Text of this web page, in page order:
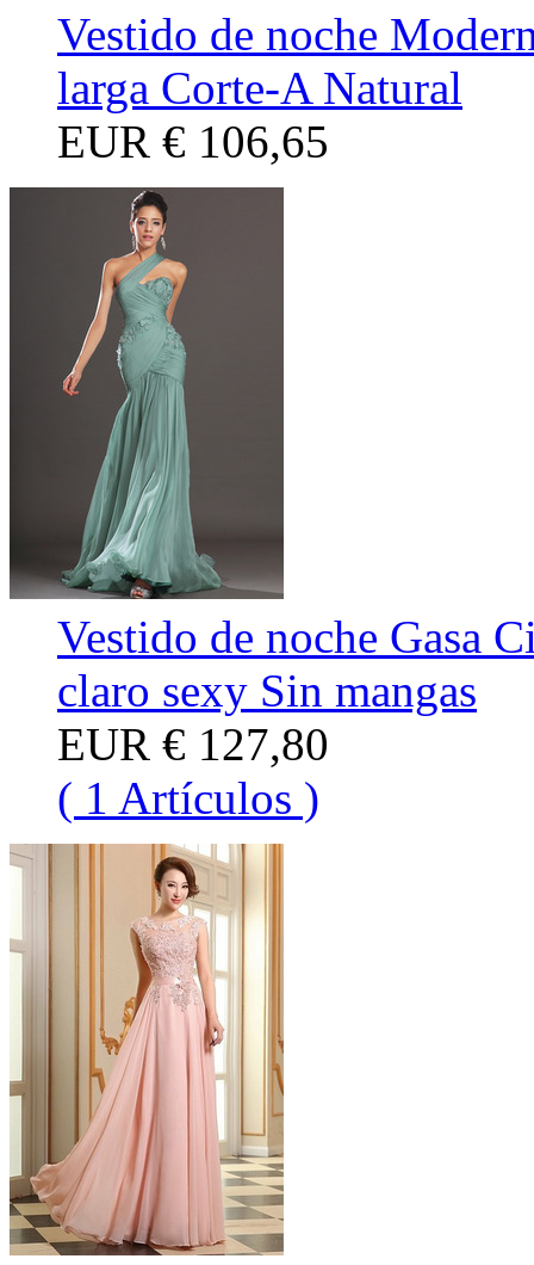
Vestido de noche
larga Corte-A Natural
EUR € 106,65
Vestido de noche Gasa
claro sexy Sin mangas
EUR € 127,80
( 1 Artículos )